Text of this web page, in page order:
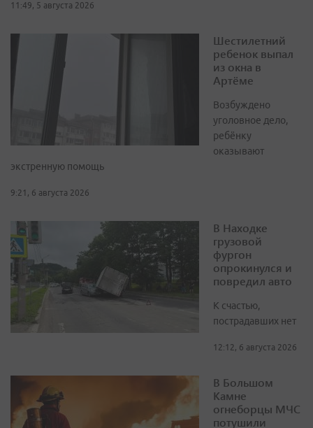
11:49, 5 августа 2026
Шестилетний
ребенок выпал
из окна в
Артёме
Возбуждено
уголовное дело,
ребёнку
оказывают
экстренную помощь
9:21, 6 августа 2026
В Находке
грузовой
фургон
опрокинулся и
повредил авто
К счастью,
пострадавших нет
12:12, 6 августа 2026
В Большом
Камне
огнеборцы МЧС
потушили